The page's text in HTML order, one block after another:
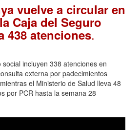
vuelve a circular en
Caja del Seguro
438 atenciones.
incluyen 338 atenciones en
externa por padecimientos
el Ministerio de Salud lleva 48
por PCR hasta la semana 28